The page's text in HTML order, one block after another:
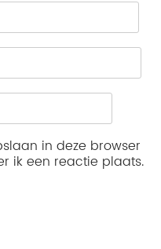
in deze browser
ik een reactie plaats.